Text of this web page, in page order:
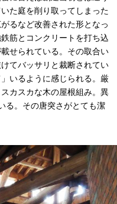
た庭を削り取ってしまった
るなど改善された形となっ
筋とコンクリートを打ち込
せられている。その取合い
てバッサリと裁断されてい
いるように感じられる。厳
カスカな木の屋根組み。異
る。その唐突さがとても潔